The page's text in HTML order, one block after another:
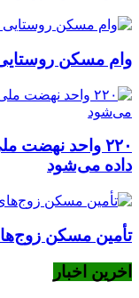
وام مسکن روستایی ۴۰۰ میلیون تومان
۲۲۰ واحد
داده می‌شود
تأمین مسکن
اخرین اخبار